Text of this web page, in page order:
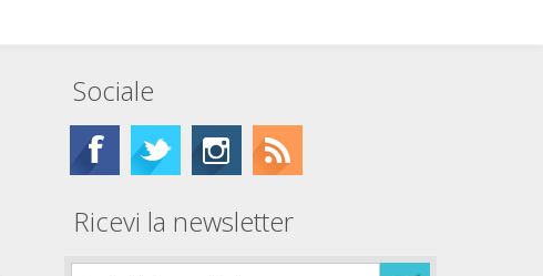
Sociale
Ricevi la newsletter